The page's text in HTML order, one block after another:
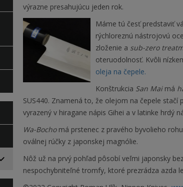
výrazne presahujúcu jeden rok.
Máme tú česť predstaviť
rýchloreznú nástrojovú
zloženie a sub-zero
oteruodolnosť. Kvôli
oleja na čepele.
Konštrukcia San Maimá
SUS440. Znamená to, že olejom na čepele
vyrazený v hiragane nápis Gihei a v latinke hrdý
Wa-Bochomá prstenec z pravého byvolieho
oválnej rúčky z japonskej magnólie.
Nôž už na prvý pohľad pôsobí veľmi japonsky
nespochybniteľné tromfy, ktoré prezrádza azda